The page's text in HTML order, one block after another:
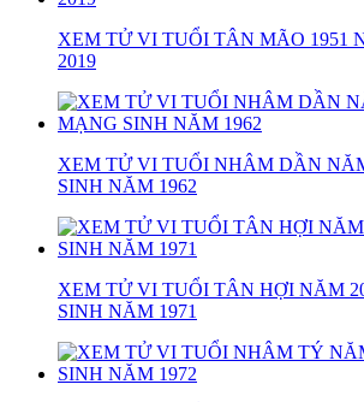
XEM TỬ VI TUỔI TÂN MÃO 1951
2019
XEM TỬ VI TUỔI NHÂM DẦN
SINH NĂM 1962
XEM TỬ VI TUỔI TÂN HỢI NĂM
SINH NĂM 1971